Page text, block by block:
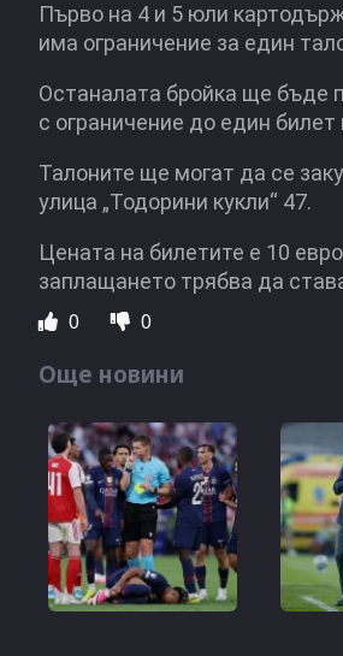
Първо на 4 и 5 юли
има ограничение за един
Останалата бройка ще бъде
с ограничение до един билет
Талоните ще могат да се
улица „Тодорини кукли“ 47.
Цената на билетите е 10
заплащането трябва да
0 0
Още новини